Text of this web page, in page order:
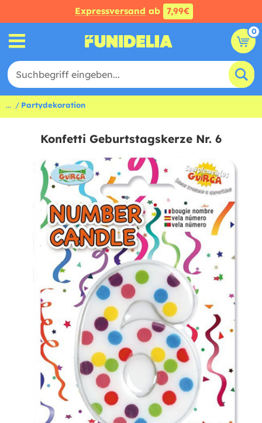
Expressversand ab 7,99€
0
... Partydekoration
Konfetti Geburtstagskerze Nr. 6